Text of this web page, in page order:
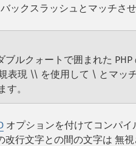
ックスラッシュとマッチさ
ルクォートで囲まれた PHP
表現 \\ を使用して \ とマッ
。
オプションを付けてコンパ
改行文字との間の文字は 無